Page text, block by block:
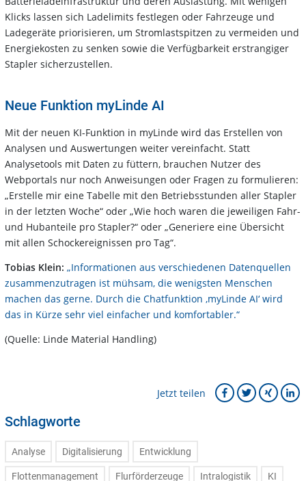
Klicks lassen sich Ladelimits festlegen oder Fahrzeuge und
Ladegeräte priorisieren, um Stromlastspitzen zu vermeiden und
Energiekosten zu senken sowie die Verfügbarkeit erstrangiger
Stapler sicherzustellen.
Neue Funktion myLinde AI
Mit der neuen KI-Funktion in myLinde wird das Erstellen von
Analysen und Auswertungen weiter vereinfacht. Statt
Analysetools mit Daten zu füttern, brauchen Nutzer des
Webportals nur noch Anweisungen oder Fragen zu formulieren:
„Erstelle mir eine Tabelle mit den Betriebsstunden aller Stapler
in der letzten Woche“ oder „Wie hoch waren die jeweiligen Fahr-
und Hubanteile pro Stapler?“ oder „Generiere eine Übersicht
mit allen Schockereignissen pro Tag“.
Tobias Klein: „Informationen aus verschiedenen Datenquellen
zusammenzutragen ist mühsam, die wenigsten Menschen
machen das gerne. Durch die Chatfunktion ‚myLinde AI‘ wird
das in Kürze sehr viel einfacher und komfortabler.“
(Quelle: Linde Material Handling)
Jetzt teilen
Schlagworte
Analyse Digitalisierung Entwicklung
Flottenmanagement Flurförderzeuge Intralogistik KI